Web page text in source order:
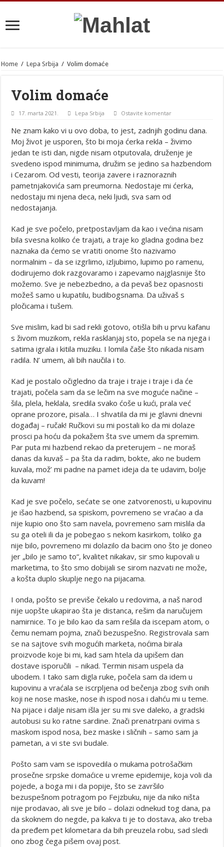
Home / Lepa Srbija / Volim domaće
Volim domaće
17. marta 2021. Lepa Srbija Ostavite komentar
Ne znam kako vi u ovo doba, to jest, zadnjih godinu dana.
Moj život je usporen, što bi moja ćerka rekla – živimo
jedan te isti dan, nigde nisam otputovala, druženje je
svedeno ispod minimuma, družim se jedino sa hazbendom
i Cezarom. Od vesti, teorija zavere i raznoraznih
pametnjakovića sam preumorna. Nedostaje mi ćerka,
nedostaju mi njena deca, neki ljudi, sva sam od
nedostajanja.
Kad je sve počelo, pretpostavljam da kao i većina nisam
bila svesna koliko će trajati, a traje ko gladna godina bez
naznaka da ćemo se vratiti onome što nazivamo
normalnim – da se izgrlimo, izljubimo, lupimo po ramenu,
dodirujemo dok razgovaramo i zapevamo najglasnije što
možemo. Sve je nebezbedno, a da pevaš bez opasnosti
možeš samo u kupatilu, budibogsnama. Da uživaš s
pločicama i tušem.
Sve mislim, kad bi sad rekli gotovo, otišla bih u prvu kafanu
s živom muzikom, rekla rasklanjaj sto, popela se na njega i
satima igrala i kitila muziku. I lomila čaše što nikada nisam
radila. N’ umem, ali bih naučila i to.
Kad je postalo očigledno da traje i traje i traje i da će
trajati, počela sam da se lečim na sve moguće načine –
šila, plela, heklala, sredila svako ćoše u kući, prala već
oprane prozore, pisala… I shvatila da mi je glavni dnevni
događaj – ručak! Ručkovi su mi postali ko da mi dolaze
prosci pa hoću da pokažem šta sve umem da spremim.
Par puta mi hazbend rekao da preterujem – ne moraš
danas da kuvaš – pa šta da radim, bokte, ako ne budem
kuvala, mož’ mi padne na pamet ideja da te udavim, bolje
da kuvam!
Kad je sve počelo, sećate se one zatvorenosti, u kupovinu
je išao hazbend, sa spiskom, povremeno se vraćao a da
nije kupio ono što sam navela, povremeno sam mislila da
su ga oteli ili da je pobegao s nekom kasirkom, toliko ga
nije bilo, povremeno mi dolazilo da bacim ono što je doneo
jer „bilo je samo to“, kvalitet nikakav, sir smo kupovali u
marketima, to što smo dobijali se sirom nazvati ne može,
a košta duplo skuplje nego na pijacama.
I onda, pošto se previše čekalo u redovima, a naš narod
nije uopšte ukapirao šta je distanca, rešim da naručujem
namirnice. To je bilo kao da sam rešila da iscepam atom, o
čemu nemam pojma, znači bezuspešno. Registrovala sam
se na sajtove svih mogućih marketa, noćima birala
proizvode koje bi mi, kad sam htela da upišem dan
dostave isporučili – nikad. Termin nisam uspela da
ubodem. I tako sam digla ruke, počela sam da idem u
kupovinu a vraćala se iscrpljena od bečenja zbog svih onih
koji ne nose maske, nose ih ispod nosa i dahću mi u teme.
Na pijace i dalje nisam išla jer su mi sve daleko, a gradski
autobusi su ko ratne sardine. Znači prenatrpani ovima s
maskom ispod nosa, bez maske i sličnih – samo sam ja
pametan, a vi ste svi budale.
Pošto sam vam se ispovedila o mukama potrošačkim
prosečne srpske domaćice u vreme epidemije, koja voli da
pojede, a boga mi i da popije, što se završilo
bezuspešnom potragom po Fejzbuku, nije da niko ništa
nije prodavao, ali sve je bilo – dolazi odnekud tog dana, pa
da skoknem do negde, pa kakva ti je to dostava, ako treba
da pređem pet kilometara da bih preuzela robu, sad sledi
ono zbog čega pišem ovaj post.